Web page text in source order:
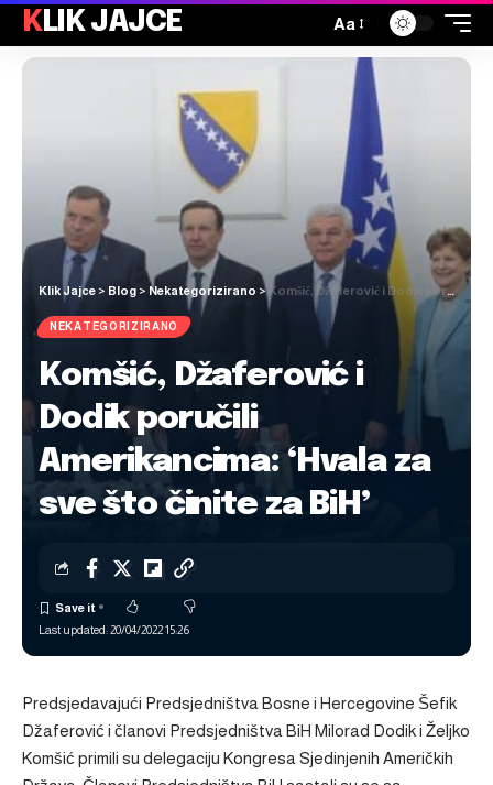
KLIK JAJCE Aa
Klik Jajce > Blog > Nekategorizirano > Komšić, Džaferović i Dodik poručili Amerikancima: ‘Hvala za sve što činite za BiH’
NEKATEGORIZIRANO
Komšić, Džaferović i
Dodik poručili
Amerikancima: ‘Hvala za
sve što činite za BiH’
Last updated: 20/04/2022 15:26
Predsjedavajući Predsjedništva Bosne i Hercegovine Šefik
Džaferović i članovi Predsjedništva BiH Milorad Dodik i Željko
Komšić primili su delegaciju Kongresa Sjedinjenih Američkih